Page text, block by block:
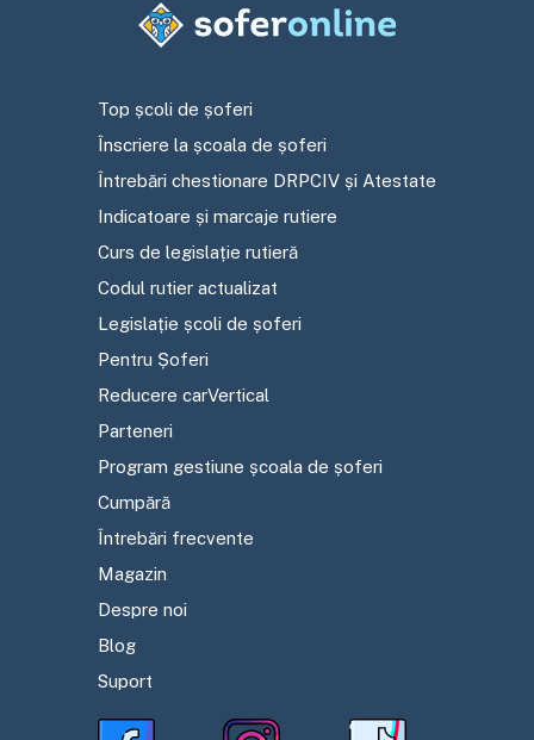
Top școli de șoferi
Înscriere la școala de șoferi
Întrebări chestionare DRPCIV și Atestate
Indicatoare și marcaje rutiere
Curs de legislație rutieră
Codul rutier actualizat
Legislație școli de șoferi
Pentru Șoferi
Reducere carVertical
Parteneri
Program gestiune școala de șoferi
Cumpără
Întrebări frecvente
Magazin
Despre noi
Blog
Suport